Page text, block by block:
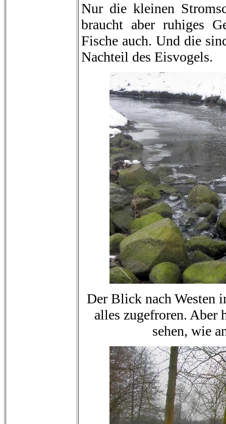
Nur die kleinen
braucht aber ruhiges
Fische auch. Und die
Nachteil des Eisvogels.
Der Blick nach Westen
alles zugefroren. Aber
sehen, wie